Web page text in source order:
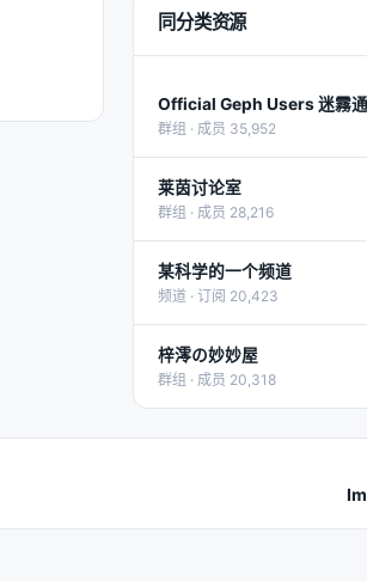
同分类资源
Official Geph Users 迷霧
群组 · 成员 35,952
莱茵讨论室
群组 · 成员 28,216
某科学的一个频道
频道 · 订阅 20,423
梓澪の妙妙屋
群组 · 成员 20,318